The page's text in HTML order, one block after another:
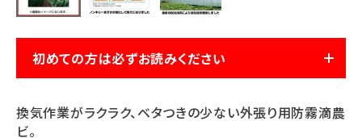
メールでのお問い合わせ
初めての方は必ずお読みください
換気作業がラクラク、ベタつきの少ない外張り用防霧滴農
ビ。